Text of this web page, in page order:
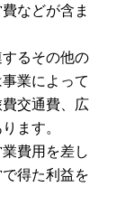
などが含ま
るその他の
業によって
交通費、広
ます。
費用を差し
得た利益を